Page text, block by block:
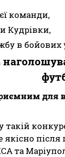
команди,
Кудрівки,
в бойових
та